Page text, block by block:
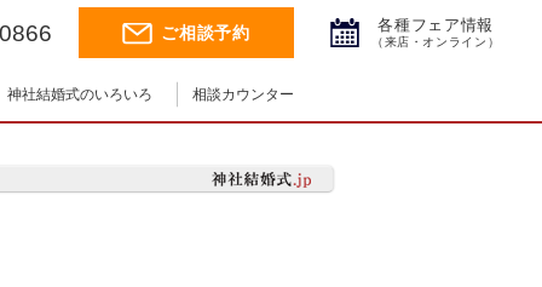
ご相談予約 各種フェア情報
（来店・オンライン）
神社結婚式のいろいろ
神前式とは
神社コラム
挙式の流れ
神社結婚式.jpチャンネル
相談カウンター